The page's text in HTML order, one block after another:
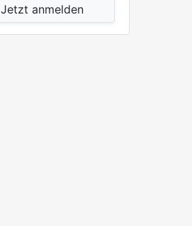
Jetzt anmelden